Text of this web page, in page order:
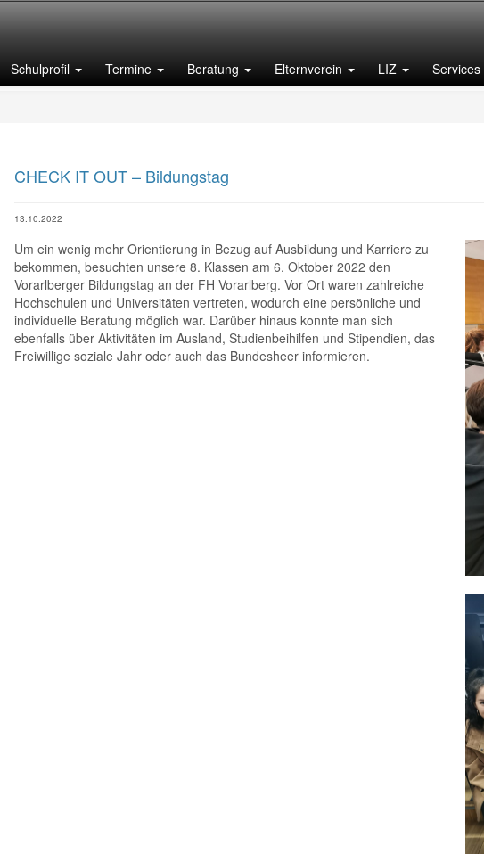
Schulprofil Termine Beratung Elternverein LIZ Services
CHECK IT OUT – Bildungstag
13.10.2022
Um ein wenig mehr Orientierung in Bezug auf Ausbildung und Karriere zu
bekommen, besuchten unsere 8. Klassen am 6. Oktober 2022 den
Vorarlberger Bildungstag an der FH Vorarlberg. Vor Ort waren zahlreiche
Hochschulen und Universitäten vertreten, wodurch eine persönliche und
individuelle Beratung möglich war. Darüber hinaus konnte man sich
ebenfalls über Aktivitäten im Ausland, Studienbeihilfen und Stipendien, das
Freiwillige soziale Jahr oder auch das Bundesheer informieren.